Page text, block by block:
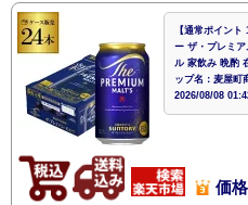
【通常ポイン
ー ザ・プレミ
ル 家飲み 晩酌
ップ名：麦屋町
2026/08/08
価